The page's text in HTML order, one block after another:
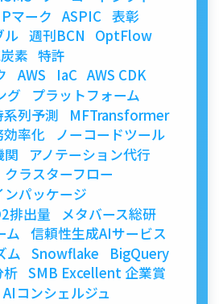
Pマーク ASPIC 表彰
ル 週刊BCN
OptFlow
素 特許
AWS IaC AWS CDK
グ
プラットフォーム
系列予測
MFTransformer
効率化
ノーコードツール
関
アノテーション代行
クラスターフロー
ンパッケージ
排出量
メタバース総研
ム 信頼性生成AIサービス
ム Snowflake
BigQuery
析 SMB Excellent 企業賞
AIコンシェルジュ